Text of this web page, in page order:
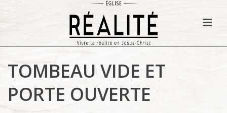
TOMBEAU VIDE ET
PORTE OUVERTE